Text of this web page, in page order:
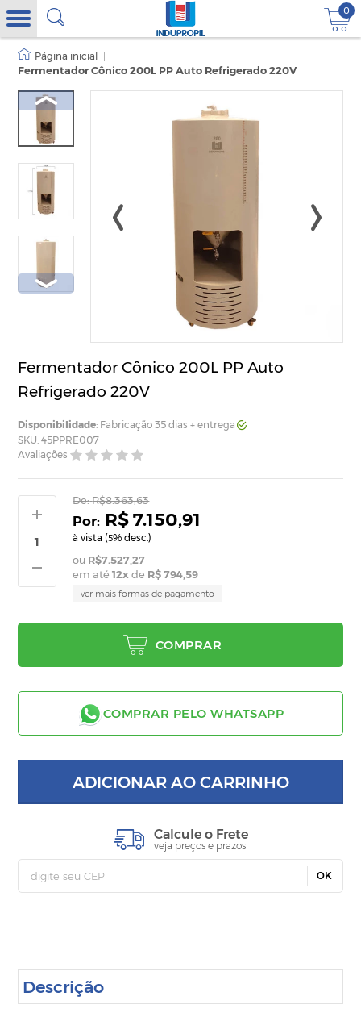
0
Fermentador Cônico 200L PP Auto Refrigerado 220V
Fermentador Cônico 200L PP Auto
Refrigerado 220V
Disponibilidade: Fabricação 35 dias + entrega
SKU: 45PPRE007
Avaliações
R$ 7.150,91
à vista (5% desc.)
De:R$8.363,63
R$7.527,27
em até12x de R$ 794,59
ver mais formas de pagamento
COMPRAR
COMPRAR PELO WHATSAPP
ADICIONAR AO CARRINHO
Calcule o Frete
veja preços e prazos
OK
Descrição